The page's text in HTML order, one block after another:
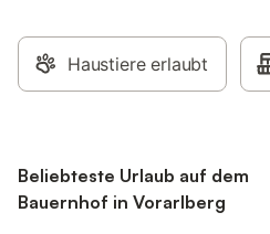
Haustiere erlaubt
Beliebteste Urlaub auf dem
Bauernhof in Vorarlberg